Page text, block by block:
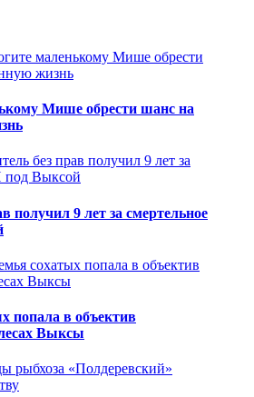
Мише обрести шанс на
получил 9 лет за смертельное
попала в объектив
Выксы